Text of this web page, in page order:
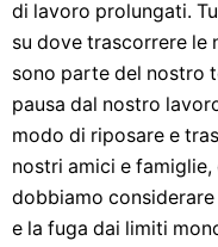
di lavoro prolungati.
su dove trascorrere le
sono parte del nostro
pausa dal nostro
modo di riposare e
nostri amici e
dobbiamo
e la fuga dai limiti